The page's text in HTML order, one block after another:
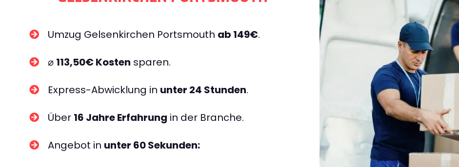
Umzug Gelsenkirchen Portsmouth ab 149€.
⌀ 113,50€ Kosten sparen.
Express-Abwicklung in unter 24 Stunden.
Über 16 Jahre Erfahrung in der Branche.
Angebot in unter 60 Sekunden: